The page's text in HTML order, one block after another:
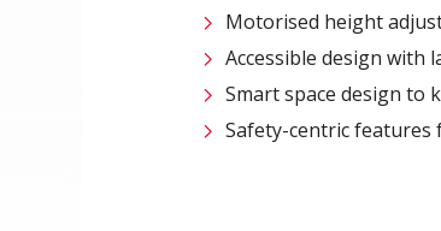
Motorised height
Accessible design with
Smart space design to
Safety-centric